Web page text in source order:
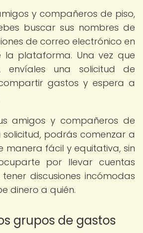
y compañeros de piso,
buscar sus nombres de
de correo electrónico en
la plataforma. Una vez que
envíales una solicitud de
gastos y espera a
amigos y compañeros de
podrás comenzar a
manera fácil y equitativa, sin
por llevar cuentas
discusiones incómodas
dinero a quién.
grupos de gastos